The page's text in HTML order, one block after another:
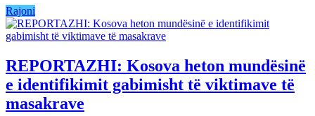
Rajoni
REPORTAZHI: Kosova heton mundësinë
e identifikimit gabimisht të viktimave të
masakrave